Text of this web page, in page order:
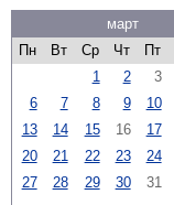
март
Пн
Вт Ср Чт Пт
1
2 3
6
7 8 9 10
13
14 15 16 17
20
21 22 23 24
27
28 29 30 31